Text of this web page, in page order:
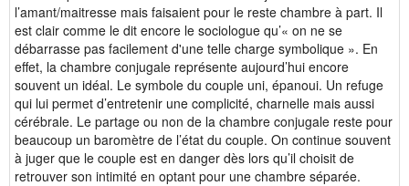
l’amant/maitresse mais faisaient pour le reste chambre à part. Il
est clair comme le dit encore le sociologue qu’« on ne se
débarrasse pas facilement d'une telle charge symbolique ». En
effet, la chambre conjugale représente aujourd’hui encore
souvent un idéal. Le symbole du couple uni, épanoui. Un refuge
qui lui permet d’entretenir une complicité, charnelle mais aussi
cérébrale. Le partage ou non de la chambre conjugale reste pour
beaucoup un baromètre de l’état du couple. On continue souvent
à juger que le couple est en danger dès lors qu’il choisit de
retrouver son intimité en optant pour une chambre séparée.